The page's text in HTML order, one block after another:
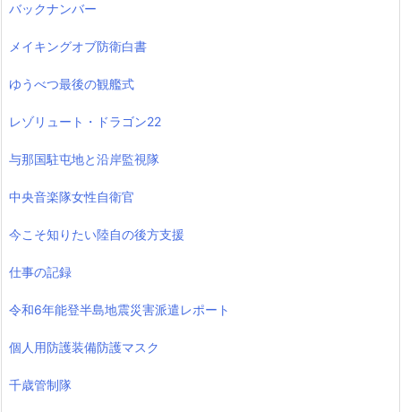
バックナンバー
メイキングオブ防衛白書
ゆうべつ最後の観艦式
レゾリュート・ドラゴン22
与那国駐屯地と沿岸監視隊
中央音楽隊女性自衛官
今こそ知りたい陸自の後方支援
仕事の記録
令和6年能登半島地震災害派遣レポート
個人用防護装備防護マスク
千歳管制隊